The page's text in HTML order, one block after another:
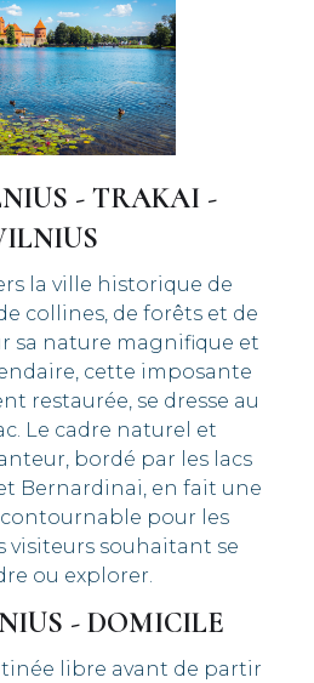
- TRAKAI -
la ville historique de
collines, de forêts et de
sa nature magnifique et
cette imposante
restaurée, se dresse au
Le cadre naturel et
bordé par les lacs
Bernardinai, en fait une
pour les
visiteurs souhaitant se
ou explorer.
- DOMICILE
libre avant de partir